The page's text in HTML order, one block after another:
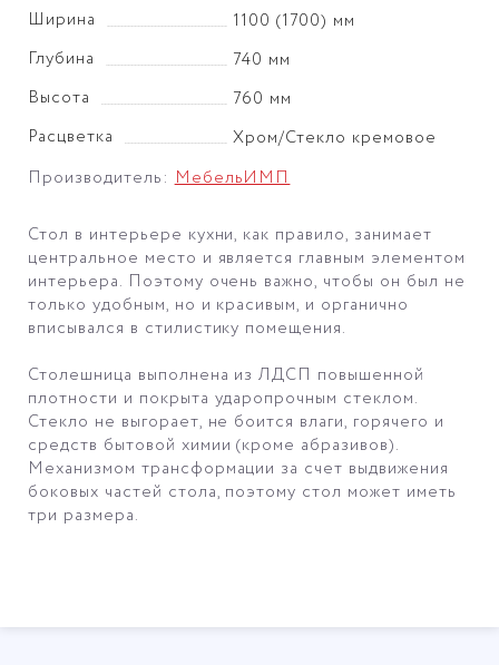
Ширина
1100 (1700) мм
Глубина
740 мм
Высота
760 мм
Расцветка
Хром/Стекло кремовое
Производитель:МебельИМП
Стол в интерьере кухни, как правило, занимает
центральное место и является главным элементом
интерьера. Поэтому очень важно, чтобы он был не
только удобным, но и красивым, и органично
вписывался в стилистику помещения.
Столешница выполнена из ЛДСП повышенной
плотности и покрыта ударопрочным стеклом.
Стекло не выгорает, не боится влаги, горячего и
средств бытовой химии (кроме абразивов).
Механизмом трансформации за счет выдвижения
боковых частей стола, поэтому стол может иметь
три размера.